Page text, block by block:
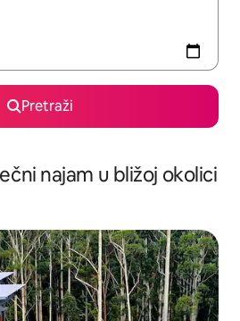
Pretraži
najam u bližoj okolici
s oznakom „Odabrali gosti”